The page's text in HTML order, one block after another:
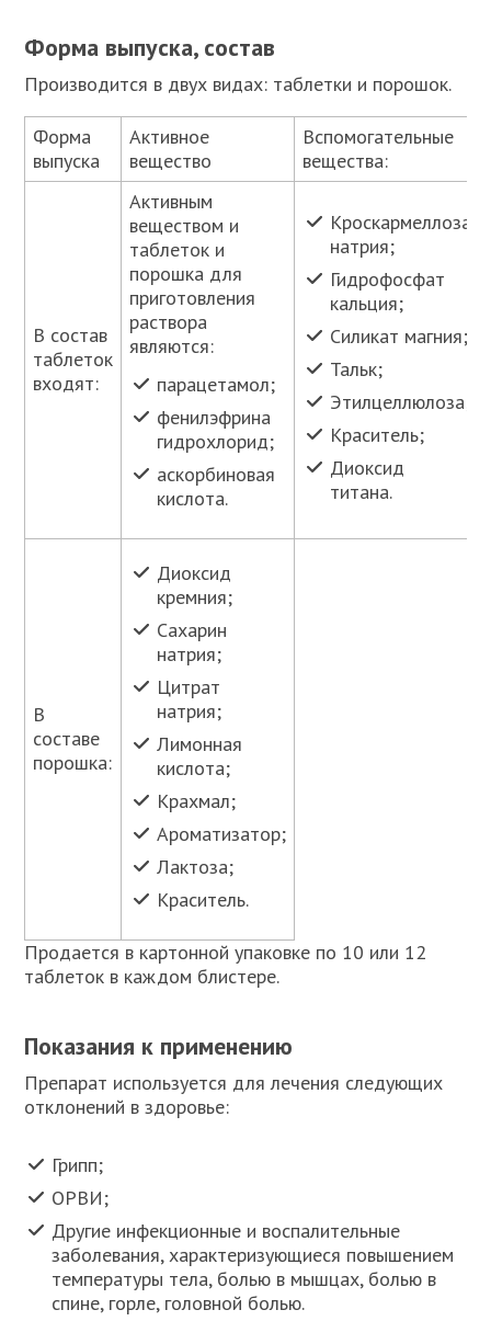
Форма выпуска, состав
Производится в двух видах: таблетки и порошок.
Форма
выпуска
Активное
вещество
Вспомогательные
вещества:
В состав
таблеток
входят:
Активным
веществом и
таблеток и
порошка для
приготовления
раствора
являются:
парацетамол;
фенилэфрина
гидрохлорид;
аскорбиновая
кислота.
Кроскармеллоза
натрия;
Гидрофосфат
кальция;
Силикат магния;
Тальк;
Этилцеллюлоза;
Краситель;
Диоксид
титана.
В
составе
порошка:
Диоксид
кремния;
Сахарин
натрия;
Цитрат
натрия;
Лимонная
кислота;
Крахмал;
Ароматизатор;
Лактоза;
Краситель.
Продается в картонной упаковке по 10 или 12
таблеток в каждом блистере.
Показания к применению
Препарат используется для лечения следующих
отклонений в здоровье:
Грипп;
ОРВИ;
Другие инфекционные и воспалительные
заболевания, характеризующиеся повышением
температуры тела, болью в мышцах, болью в
спине, горле, головной болью.